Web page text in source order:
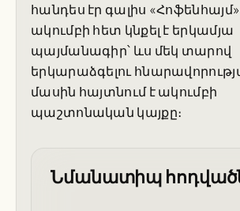
հանդես էր գալիս
ակումբի հետ կնքել է երկամյա
պայմանագիր՝ ևս մեկ տարով
երկարաձգելու
մասին հայտնում է ակումբի
պաշտոնական կայքը։
Նմանատիպ